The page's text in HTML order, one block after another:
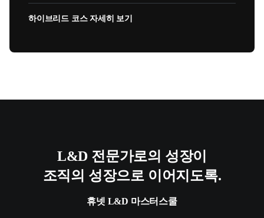
하이브리드 코스 자세히 보기
L&D 전문가로의 성장이
조직의 성장으로 이어지도록.
휴넷 L&D 마스터스쿨